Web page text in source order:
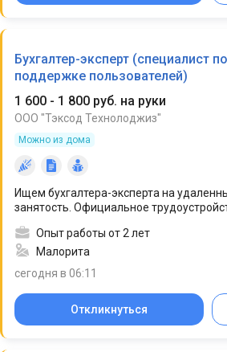
Бухгалтер-эксперт (специалист по
поддержке пользователей)
1 600 - 1 800 руб. на руки
ООО "Тэксод Технолоджиз"
Можно из дома
Ищем бухгалтера-эксперта на
занятость. Официальное
Опыт работы от 2 лет
Малорита
сегодня в 06:11
Откликнуться